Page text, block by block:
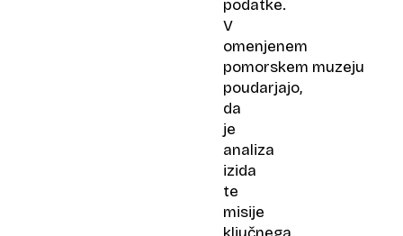
podatke.
V
omenjenem
pomorskem muzeju
poudarjajo,
da
je
analiza
izida
te
misije